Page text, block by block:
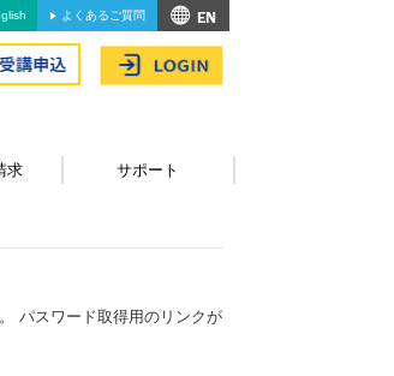
よくあるご質問
求 サポート
パスワード取得用のリンクが